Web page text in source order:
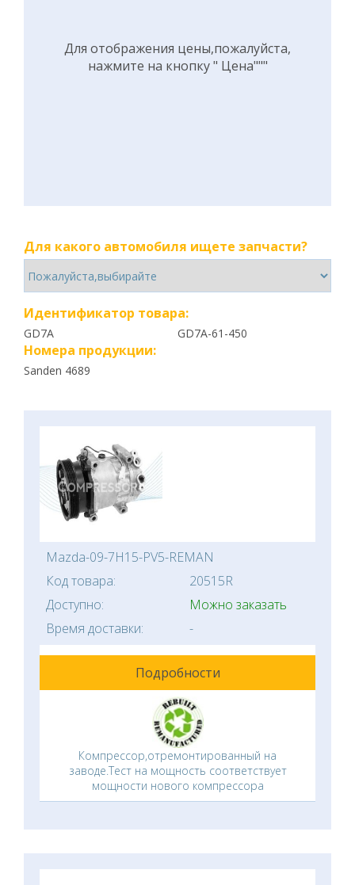
Для отображения цены,пожалуйста,
нажмите на кнопку " Цена"""
Для какого автомобиля ищете запчасти?
Идентификатор товара:
GD7A GD7A-61-450
Номера продукции:
Sanden 4689
Mazda-09-7H15-PV5-REMAN
Код товара:
20515R
Доступно:
Можно заказать
Время доставки:
-
Подробности
Компрессор,отремонтированный на
заводе.Тест на мощность соответствует
мощности нового компрессора